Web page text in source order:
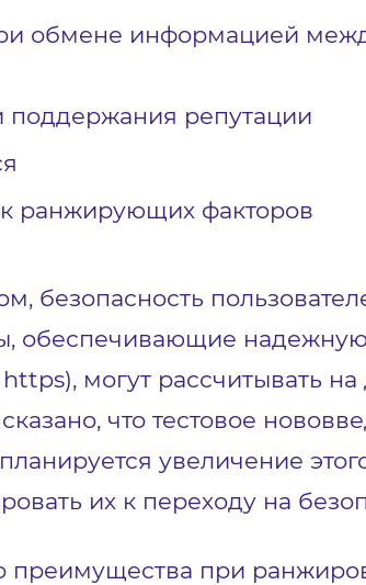
обмене информацией
поддержания репутации
ранжирующих факторов
безопасность
обеспечивающие
могут рассчитывать
что тестовое
увеличение
их к переходу на
преимущества при